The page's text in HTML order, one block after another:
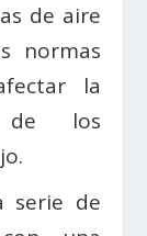
de aire
normas
la
de los
serie de